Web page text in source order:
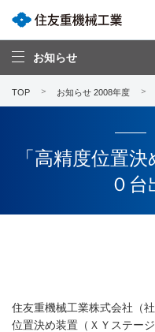
お知らせ
TOP お知らせ 2008年度
「高精度位置
０
住友重機械工業株式会社（
位置決め装置（ＸＹステー